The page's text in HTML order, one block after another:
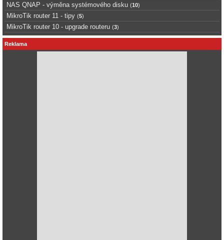
NAS QNAP - výměna systémového disku (10)
MikroTik router 11 - tipy (5)
MikroTik router 10 - upgrade routeru (3)
Reklama